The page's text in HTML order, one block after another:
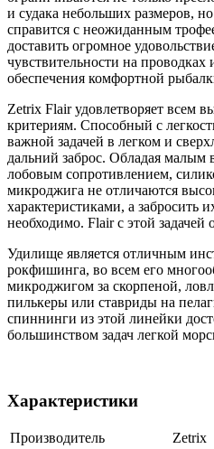
и судака небольших размеров,
справится с неожиданным
доставить огромное
чувствительности на проводках
обеспечения комфортной
Zetrix Flair удовлетворяет всем
критериям. Способный с
важной задачей в легком и
дальний заброс. Обладая малым
лобовым сопротивлением,
микроджига не отличаются
характеристиками, а забросить
необходимо. Flair с этой задачей
Удилище является отличным
рокфишинга, во всем его
микроджигом за скорпеной,
пилькеры или ставриды на
спиннинги из этой линейки
большинством задач легкой
Характеристики
Производитель
Zetrix